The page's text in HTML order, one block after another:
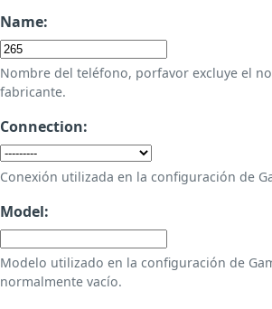
Name:
Nombre del teléfono, porfavor excluye el
fabricante.
Connection:
Conexión utilizada en la configuración de
Model:
Modelo utilizado en la configuración de
normalmente vacío.